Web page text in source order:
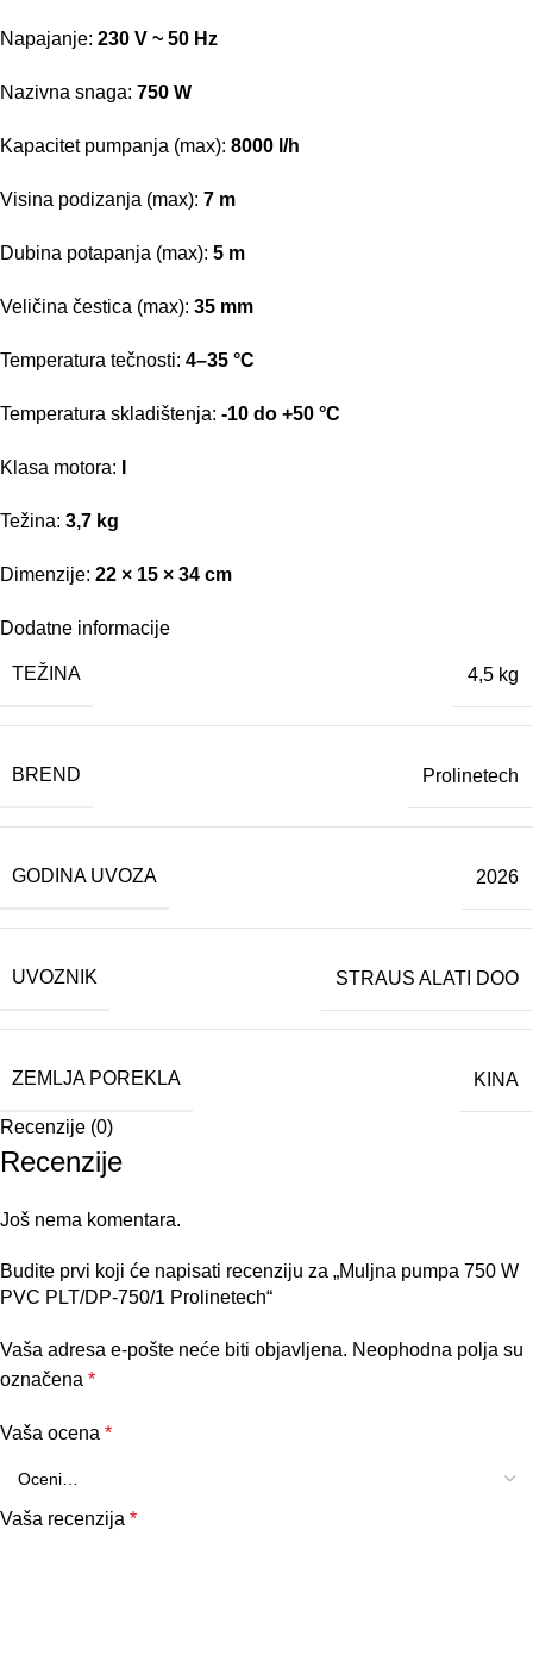
Napajanje: 230 V ~ 50 Hz
Nazivna snaga: 750 W
Kapacitet pumpanja (max): 8000 l/h
Visina podizanja (max): 7 m
Dubina potapanja (max): 5 m
Veličina čestica (max): 35 mm
Temperatura tečnosti: 4–35 °C
Temperatura skladištenja: -10 do +50 °C
Klasa motora:
Težina: 3,7 kg
Dimenzije: 22 × 15 × 34 cm
Dodatne informacije
TEŽINA 4,5 kg
BREND Prolinetech
GODINA UVOZA 2026
UVOZNIK STRAUS ALATI DOO
ZEMLJA POREKLA KINA
Recenzije (0)
Recenzije
Još nema komentara.
Budite prvi koji će napisati recenziju za „Muljna pumpa 750 W
PVC PLT/DP-750/1 Prolinetech“
Vaša adresa e-pošte neće biti objavljena. Neophodna polja su
označena *
Vaša ocena *
Vaša recenzija *